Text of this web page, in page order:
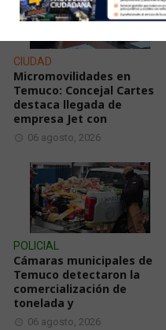
CIUDAD
Micromovilidades en
Temuco: Concejal Cartes
destaca llegada de
empresa Jet con
06 agosto, 2026
POLICIAL
Cámaras municipales de
Temuco detectaron la
comercialización de
tonelada y
06 agosto, 2026